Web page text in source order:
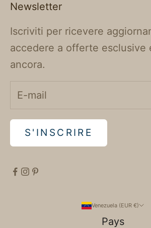
Newsletter
Iscriviti per ricevere
accedere a offerte esclusive
ancora.
S'INSCRIRE
Venezuela (EUR €)
Pays